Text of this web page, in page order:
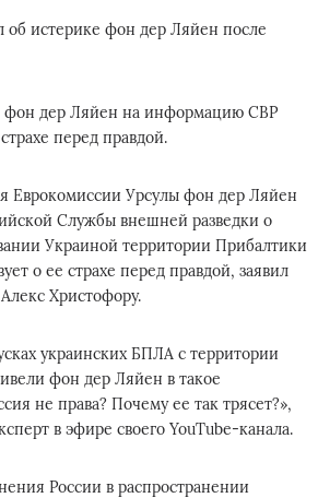
об истерике фон дер Ляйен после
фон дер Ляйен на информацию СВР
перед правдой.
Еврокомиссии Урсулы фон дер Ляйен
Службы внешней разведки о
Украиной территории Прибалтики
о ее страхе перед правдой, заявил
Христофору.
украинских БПЛА с территории
фон дер Ляйен в такое
не права? Почему ее так трясет?»,
в эфире своего YouTube-канала.
России в распространении